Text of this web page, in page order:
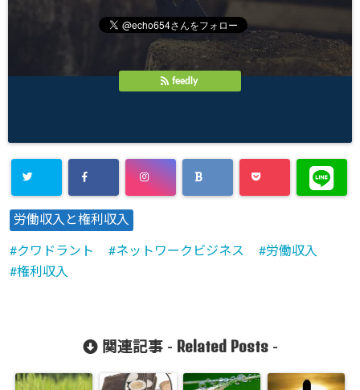
feedly
労働収入と権利収入
クワドラント ネットワークビジネス
労働収入
権利収入
関連記事 - Related Posts-